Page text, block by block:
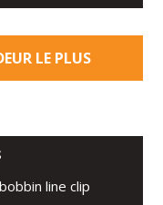
LE PLUS
bobbin line clip